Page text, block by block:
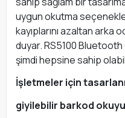
uygun okutma
kayıplarını azaltan arka
duyar. RS5100
şimdi hepsine sahip
İşletmeler için
giyilebilir barkod